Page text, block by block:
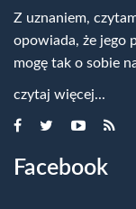
Z uznaniem,
opowiada, że jego
mogę tak o sobie
czytaj więcej...
Facebook